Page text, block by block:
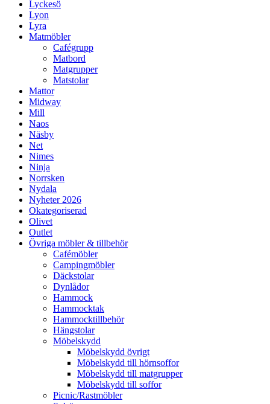
Lyckesö
Lyon
Lyra
Matmöbler
Cafégrupp
Matbord
Matgrupper
Matstolar
Mattor
Midway
Mill
Naos
Näsby
Net
Nimes
Ninja
Norrsken
Nydala
Nyheter 2026
Okategoriserad
Olivet
Outlet
Övriga möbler & tillbehör
Cafémöbler
Campingmöbler
Däckstolar
Dynlådor
Hammock
Hammocktak
Hammocktillbehör
Hängstolar
Möbelskydd
Möbelskydd övrigt
Möbelskydd till hörnsoffor
Möbelskydd till matgrupper
Möbelskydd till soffor
Picnic/Rastmöbler